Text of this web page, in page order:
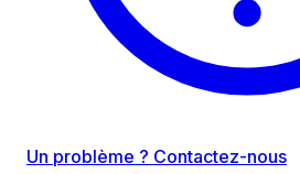
Un problème ? Contactez-nous